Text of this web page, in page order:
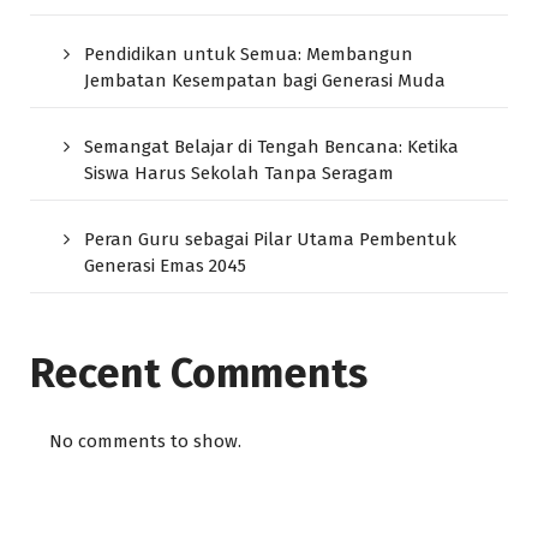
Pendidikan untuk Semua: Membangun
Jembatan Kesempatan bagi Generasi Muda
Semangat Belajar di Tengah Bencana: Ketika
Siswa Harus Sekolah Tanpa Seragam
Peran Guru sebagai Pilar Utama Pembentuk
Generasi Emas 2045
Recent Comments
No comments to show.